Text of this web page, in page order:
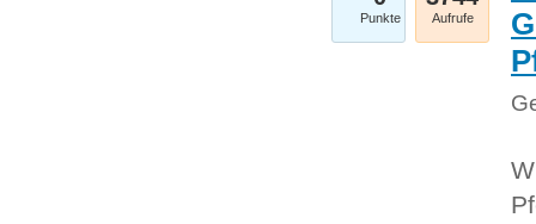
Punkte Aufrufe